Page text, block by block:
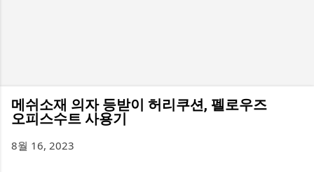
메쉬소재 의자 등받이 허리쿠션, 펠로우즈
오피스수트 사용기
8월 16, 2023